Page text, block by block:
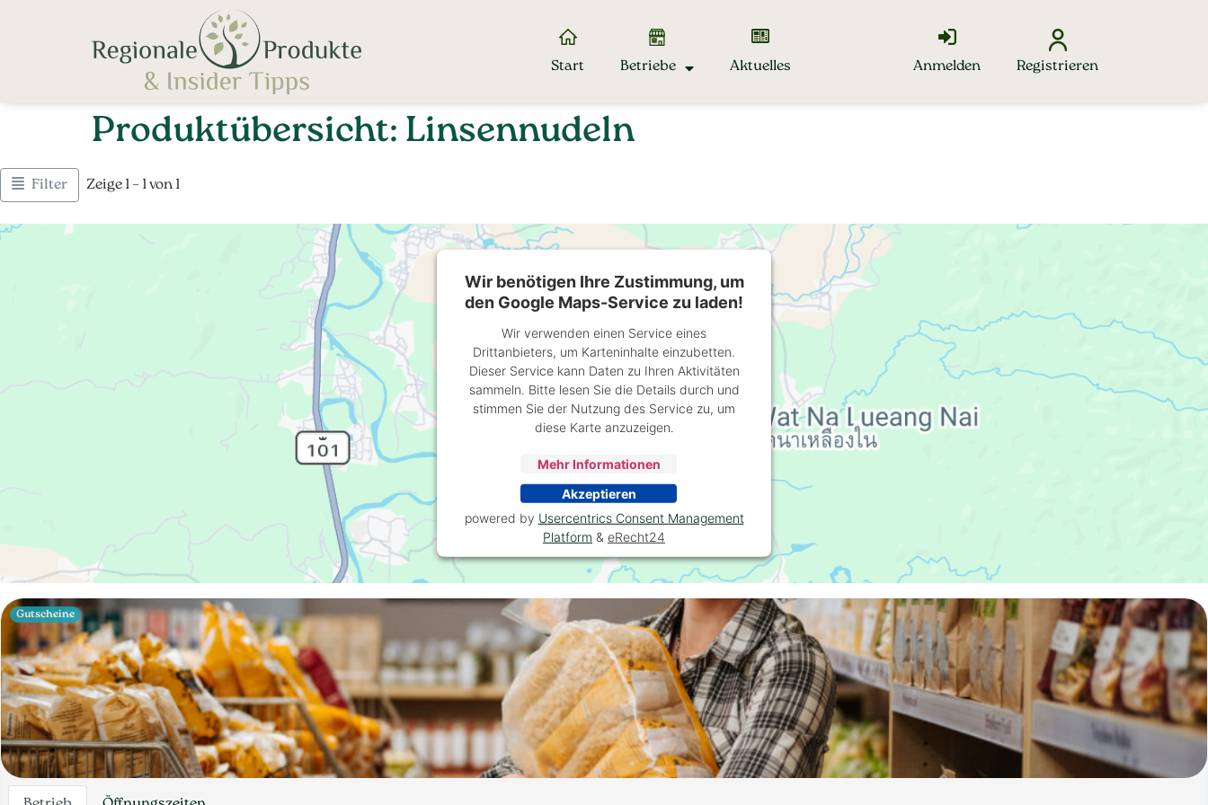
Start Betriebe Aktuelles Anmelden Registrieren
Produktübersicht: Linsennudeln
Filter Zeige 1 – 1 von 1
Gutscheine
Wir benötigen Ihre Zustimmung, um
den Google Maps-Service zu laden!
Wir verwenden einen Service eines
Drittanbieters, um Karteninhalte einzubetten.
Dieser Service kann Daten zu Ihren Aktivitäten
sammeln. Bitte lesen Sie die Details durch und
stimmen Sie der Nutzung des Service zu, um
diese Karte anzuzeigen.
Mehr Informationen
Akzeptieren
powered by Usercentrics Consent Management
Platform & eRecht24